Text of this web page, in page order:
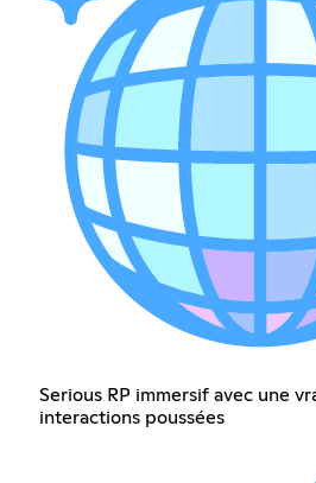
Serious RP immersif avec une
interactions poussées